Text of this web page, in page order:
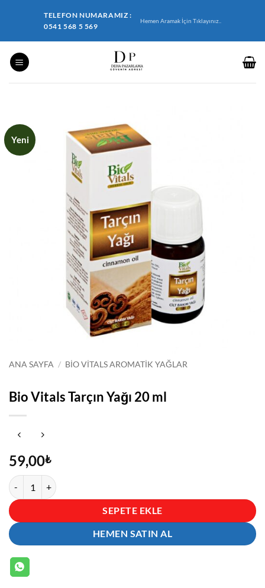
TELEFON NUMARAMIZ :
0541 568 5 569
Hemen Aramak İçin Tıklayınız..
Yeni
ANA SAYFA / BIO VITALS AROMATIK YAĞLAR
Bio Vitals Tarçın Yağı 20 ml
59,00₺
Bio Vitals Tarçın Yağı 20 ml adet
SEPETE EKLE
HEMEN SATIN AL